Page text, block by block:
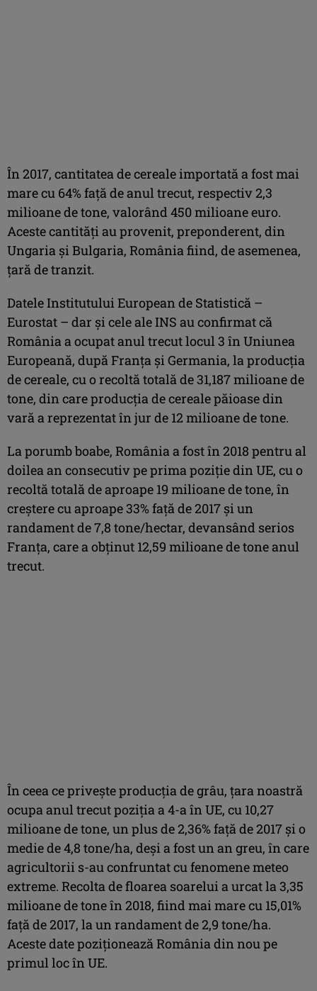
În 2017, cantitatea de cereale importată a fost mai
mare cu 64% faţă de anul trecut, respectiv 2,3
milioane de tone, valorând 450 milioane euro.
Aceste cantităţi au provenit, preponderent, din
Ungaria şi Bulgaria, România fiind, de asemenea,
ţară de tranzit.
Datele Institutului European de Statistică –
Eurostat – dar şi cele ale INS au confirmat că
România a ocupat anul trecut locul 3 în Uniunea
Europeană, după Franţa şi Germania, la producţia
de cereale, cu o recoltă totală de 31,187 milioane de
tone, din care producţia de cereale păioase din
vară a reprezentat în jur de 12 milioane de tone.
La porumb boabe, România a fost în 2018 pentru al
doilea an consecutiv pe prima poziţie din UE, cu o
recoltă totală de aproape 19 milioane de tone, în
creştere cu aproape 33% faţă de 2017 şi un
randament de 7,8 tone/hectar, devansând serios
Franţa, care a obţinut 12,59 milioane de tone anul
trecut.
În ceea ce priveşte producţia de grâu, ţara noastră
ocupa anul trecut poziţia a 4-a în UE, cu 10,27
milioane de tone, un plus de 2,36% faţă de 2017 şi o
medie de 4,8 tone/ha, deşi a fost un an greu, în care
agricultorii s-au confruntat cu fenomene meteo
extreme. Recolta de floarea soarelui a urcat la 3,35
milioane de tone în 2018, fiind mai mare cu 15,01%
faţă de 2017, la un randament de 2,9 tone/ha.
Aceste date poziţionează România din nou pe
primul loc în UE.